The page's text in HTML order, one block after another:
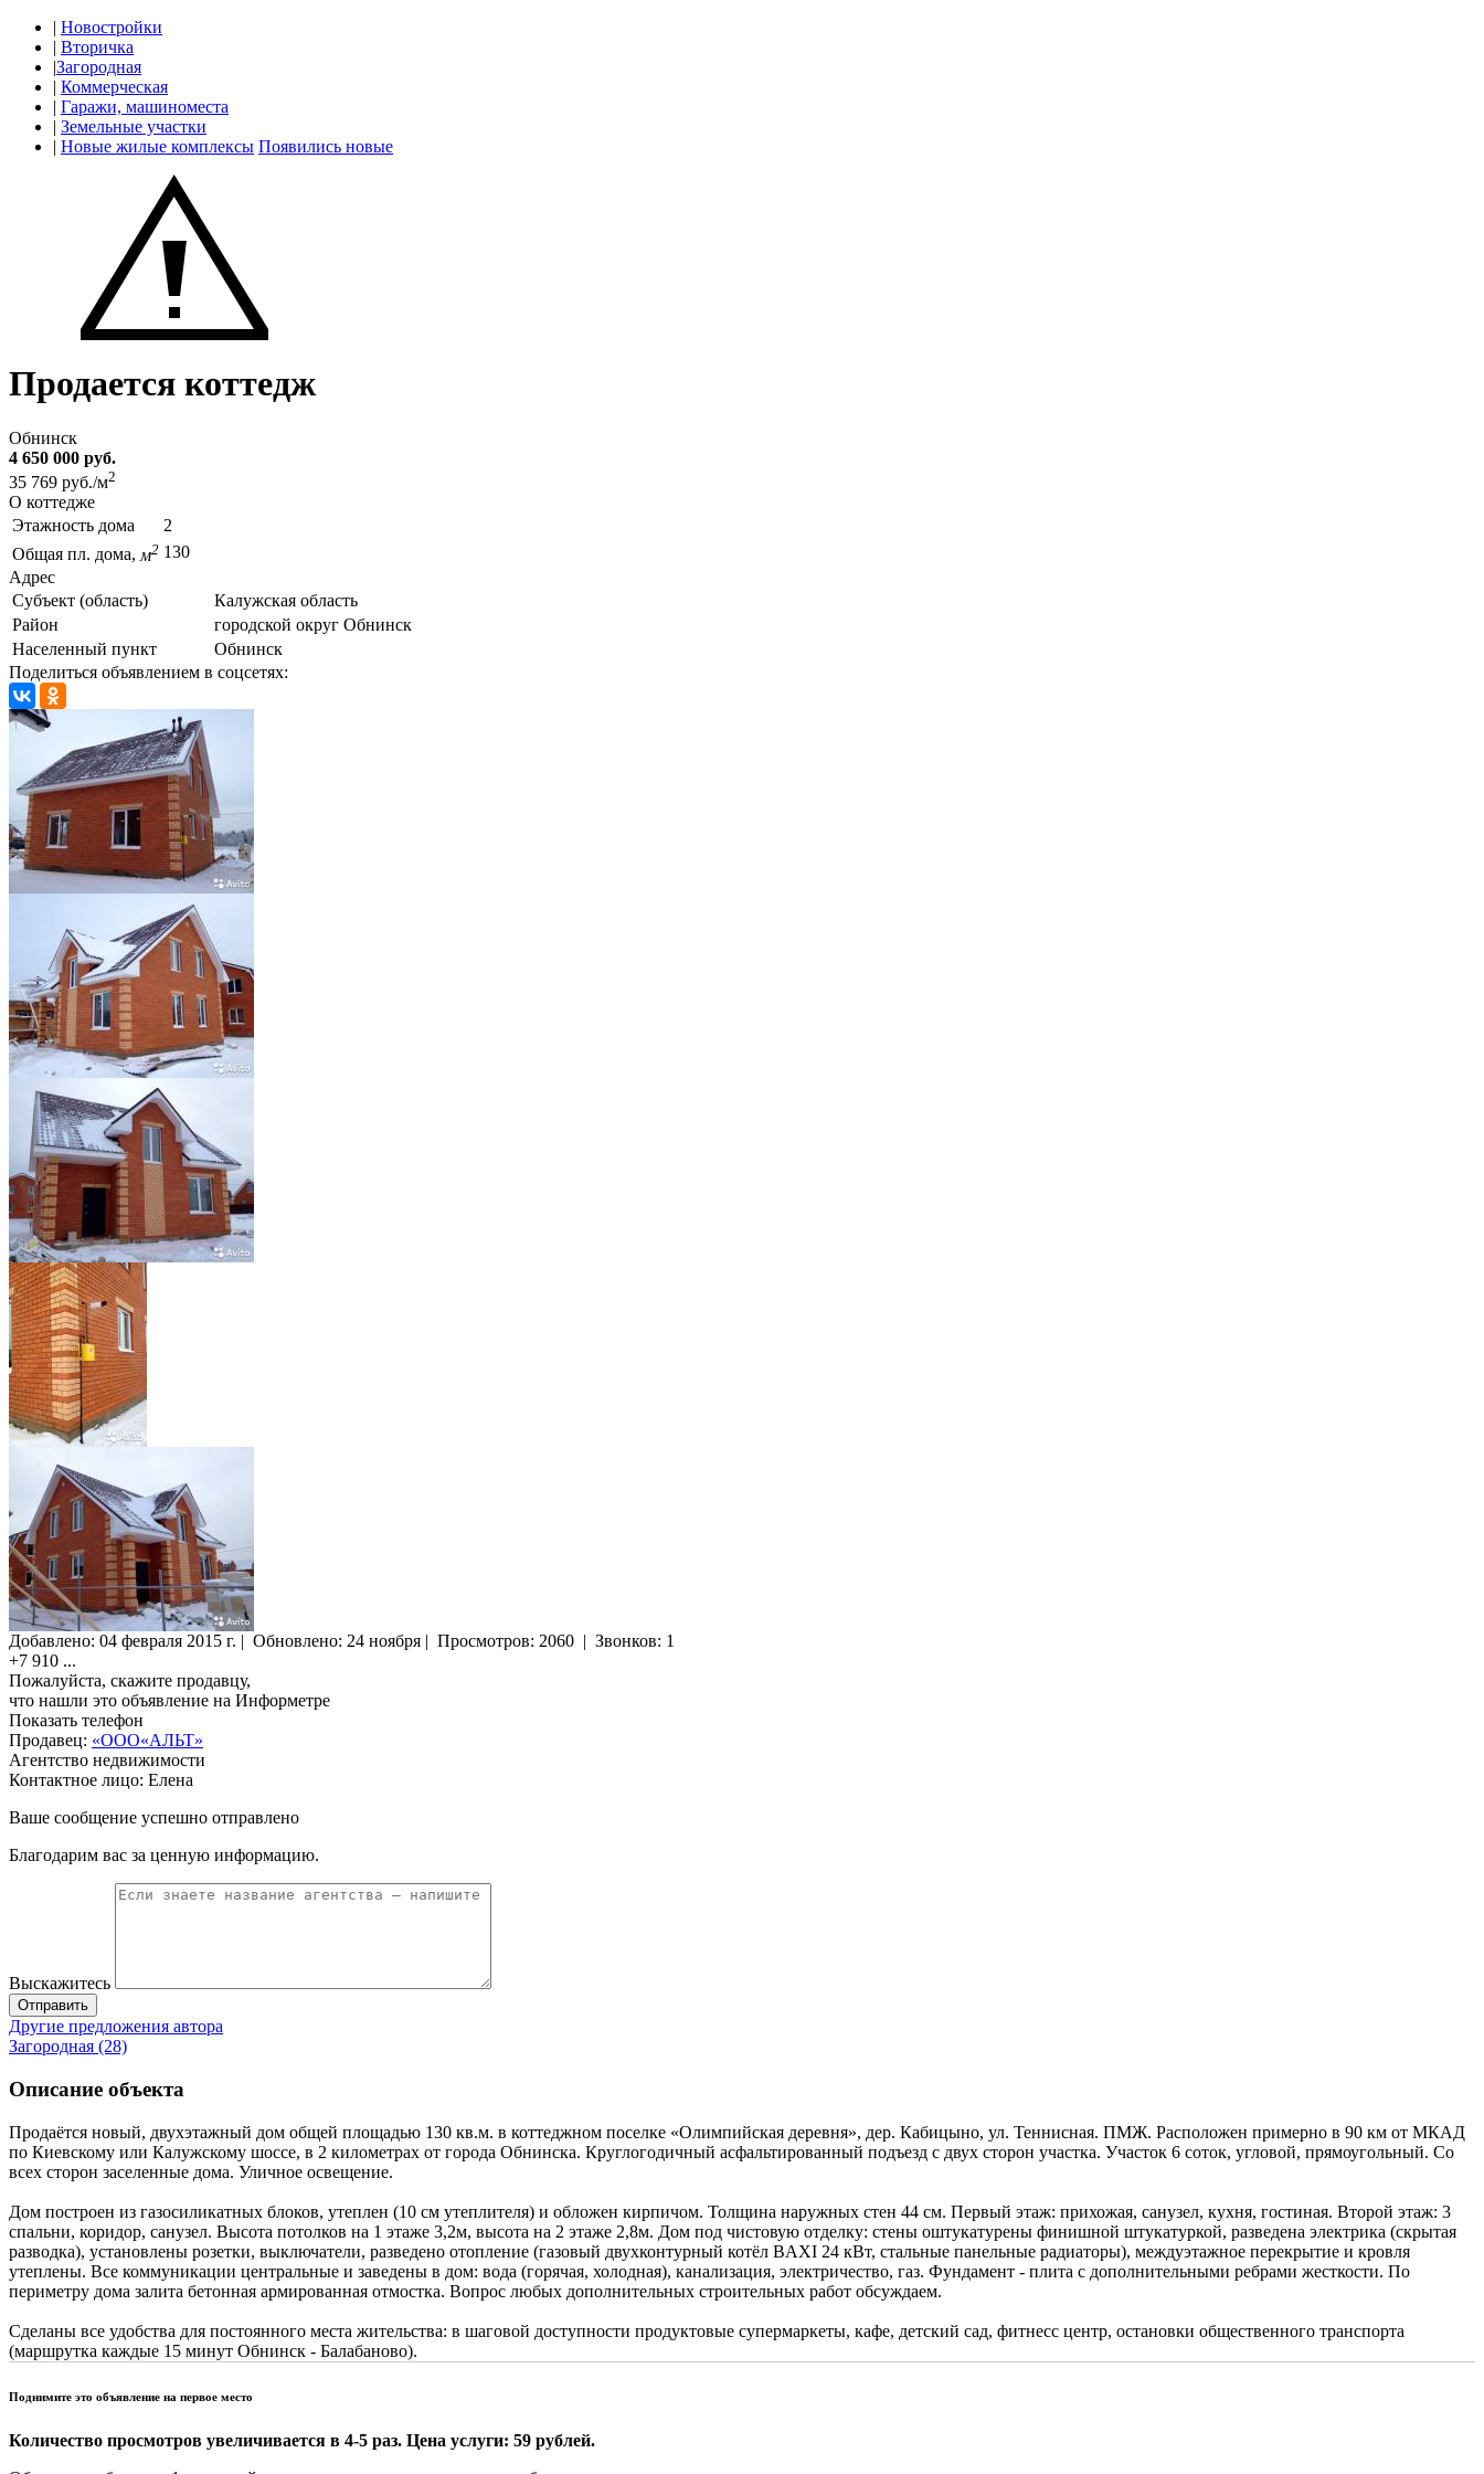
| Новостройки
| Вторичка
|Загородная
| Коммерческая
| Гаражи, машиноместа
| Земельные участки
| Новые жилые комплексы Появились новые
Продается коттедж
Обнинск
4 650 000 руб.
35 769 руб./м2
О коттедже
Этажность дома
2
Общая пл. дома, м2 130
Адрес
Субъект (область)
Калужская область
Район
городской округ Обнинск
Населенный пункт
Обнинск
Поделиться объявлением в соцсетях:
Добавлено: 04 февраля 2015 г. | Обновлено: 24 ноября | Просмотров: 2060 | Звонков: 1
+7 910 ...
Пожалуйста, скажите продавцу,
что нашли это объявление на Информетре
Показать телефон
Продавец: «ООО«АЛЬТ»
Агентство недвижимости
Контактное лицо: Елена
Ваше сообщение успешно отправлено
Благодарим вас за ценную информацию.
Выскажитесь
Отправить
Другие предложения автора
Загородная (28)
Описание объекта
Продаётся новый, двухэтажный дом общей площадью 130 кв.м. в коттеджном поселке «Олимпийская деревня», дер. Кабицыно, ул. Теннисная. ПМЖ. Расположен примерно в 90 км от МКАД
по Киевскому или Калужскому шоссе, в 2 километрах от города Обнинска. Круглогодичный асфальтированный подъезд с двух сторон участка. Участок 6 соток, угловой, прямоугольный. Со
всех сторон заселенные дома. Уличное освещение.
Дом построен из газосиликатных блоков, утеплен (10 см утеплителя) и обложен кирпичом. Толщина наружных стен 44 см. Первый этаж: прихожая, санузел, кухня, гостиная. Второй этаж: 3
спальни, коридор, санузел. Высота потолков на 1 этаже 3,2м, высота на 2 этаже 2,8м. Дом под чистовую отделку: стены оштукатурены финишной штукатуркой, разведена электрика (скрытая
разводка), установлены розетки, выключатели, разведено отопление (газовый двухконтурный котёл BAXI 24 кВт, стальные панельные радиаторы), междуэтажное перекрытие и кровля
утеплены. Все коммуникации центральные и заведены в дом: вода (горячая, холодная), канализация, электричество, газ. Фундамент - плита с дополнительными ребрами жесткости. По
периметру дома залита бетонная армированная отмостка. Вопрос любых дополнительных строительных работ обсуждаем.
Сделаны все удобства для постоянного места жительства: в шаговой доступности продуктовые супермаркеты, кафе, детский сад, фитнесс центр, остановки общественного транспорта
(маршрутка каждые 15 минут Обнинск - Балабаново).
Поднимите это объявление на первое место
Количество просмотров увеличивается в 4-5 раз. Цена услуги: 59 рублей.